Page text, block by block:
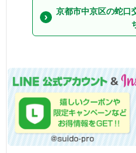
京都市中京区の蛇口